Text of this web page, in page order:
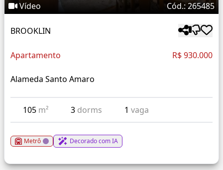
Vídeo Cód.: 265485
BROOKLIN
Apartamento R$ 930.000
Alameda Santo Amaro
105 m² 3 dorms 1vaga
Metrô Decorado com IA